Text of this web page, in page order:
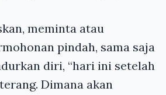
meminta atau
pindah, sama saja
diri, “hari ini setelah
Dimana akan